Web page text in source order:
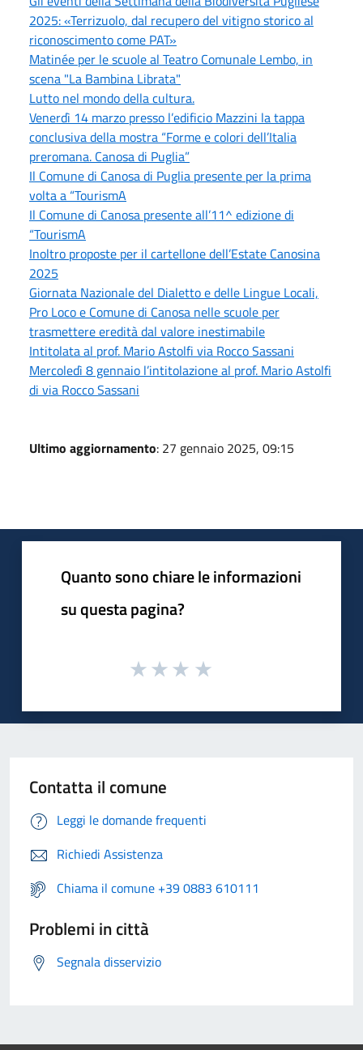
2025: «Terrizuolo, dal recupero del vitigno storico al
riconoscimento come PAT»
Matinée per le scuole al Teatro Comunale Lembo, in
scena "La Bambina Librata"
Lutto nel mondo della cultura.
Venerdì 14 marzo presso l’edificio Mazzini la tappa
conclusiva della mostra “Forme e colori dell’Italia
preromana. Canosa di Puglia”
Il Comune di Canosa di Puglia presente per la prima
volta a “TourismA
Il Comune di Canosa presente all’11^ edizione di
“TourismA
Inoltro proposte per il cartellone dell’Estate Canosina
2025
Giornata Nazionale del Dialetto e delle Lingue Locali,
Pro Loco e Comune di Canosa nelle scuole per
trasmettere eredità dal valore inestimabile
Intitolata al prof. Mario Astolfi via Rocco Sassani
Mercoledì 8 gennaio l’intitolazione al prof. Mario Astolfi
di via Rocco Sassani
Ultimo aggiornamento: 27 gennaio 2025, 09:15
Quanto sono chiare le informazioni
su questa pagina?
Contatta il comune
Leggi le domande frequenti
Richiedi Assistenza
Chiama il comune +39 0883 610111
Problemi in città
Segnala disservizio